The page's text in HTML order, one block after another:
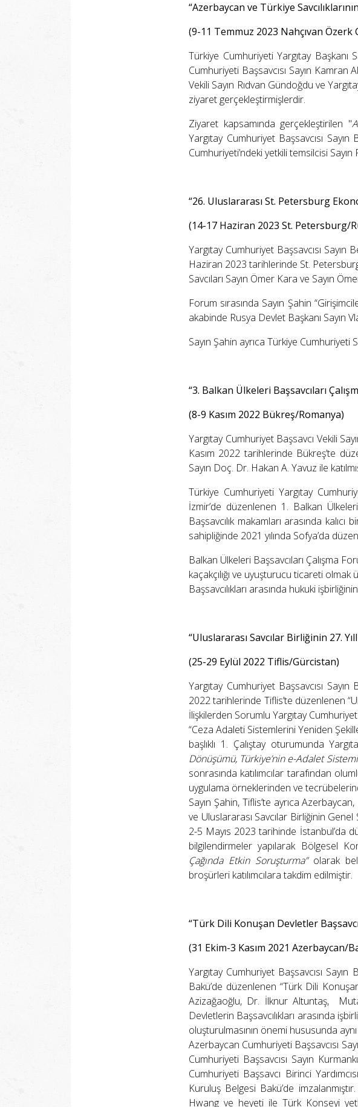
“Azerbaycan ve Türkiye
(9-11 Temmuz 2023 Nahçıvan Özerk
Türkiye Cumhuriyeti Yargıtay Başkanı
Cumhuriyeti Başsavcısı Sayın
Vekili Sayın Rıdvan Gündoğdu ve
ziyaret gerçekleştirmişlerdir.
Ziyaret kapsamında gerçekleştirilen "
Yargıtay Cumhuriyet Başsavcısı
Cumhuriyeti’ndeki yetkili temsilcisi
“26. Uluslararası St. Petersburg
(14-17 Haziran 2023 St. Petersburg/
Yargıtay Cumhuriyet Başsavcısı
Haziran 2023 tarihlerinde St.
Savcıları Sayın Ömer Kara ve Sayın
Forum sırasında Sayın Şahin
akabinde Rusya Devlet Başkanı Sayın
Sayın Şahin ayrıca Türkiye
“3. Balkan Ülkeleri Başsavcıları
(8-9 Kasım 2022 Bükreş/Romanya)
Yargıtay Cumhuriyet Başsavcı Vekili
Kasım 2022 tarihlerinde Bükreş’te
Sayın Doç. Dr. Hakan A. Yavuz ile
Türkiye Cumhuriyeti Yargıtay
İzmir’de düzenlenen 1. Balkan
Başsavcılık makamları arasında
sahipliğinde 2021 yılında Sofya’da
Balkan Ülkeleri Başsavcıları Çalışma
kaçakçılığı ve uyuşturucu ticareti
Başsavcılıkları arasında hukuki
“Uluslararası Savcılar Birliğinin 27.
(25-29 Eylül 2022 Tiflis/Gürcistan)
Yargıtay Cumhuriyet Başsavcısı
2022 tarihlerinde Tiflis’te düzenlenen
İlişkilerden Sorumlu Yargıtay Cumhuriyet
“Ceza Adaleti Sistemlerini Yeniden
başlıklı 1. Çalıştay oturumunda
Dönüşümü, Türkiye’nin e-Adalet
sonrasında katılımcılar tarafından
uygulama örneklerinden ve
Sayın Şahin, Tiflis’te ayrıca
ve Uluslararası Savcılar Birliğinin
2-5 Mayıs 2023 tarihinde İstanbul’da
bilgilendirmeler yapılarak Bölgesel
Çağında Etkin Soruşturma”olarak
broşürleri katılımcılara takdim edilmiştir.
“Türk Dili Konuşan Devletler
(31 Ekim-3 Kasım 2021 Azerbaycan/
Yargıtay Cumhuriyet Başsavcısı
Bakü’de düzenlenen “Türk Dili
Azizağaoğlu, Dr. İlknur Altuntaş,
Devletlerin Başsavcılıkları arasında
oluşturulmasının önemi hususunda
Azerbaycan Cumhuriyeti Başsavcısı
Cumhuriyeti Başsavcısı Sayın
Cumhuriyeti Başsavcı Birinci
Kuruluş Belgesi Bakü’de
Hwang ve heyeti ile Türk Konseyi